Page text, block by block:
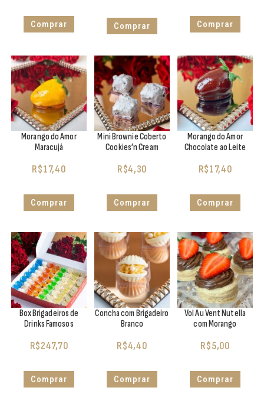
Comprar Comprar Comprar
Morango do Amor
Maracujá
R$17,40
Comprar
Mini Brownie Coberto
Cookies’n Cream
R$4,30
Comprar
Morango do Amor
Chocolate ao Leite
R$17,40
Comprar
Box Brigadeiros de
Drinks Famosos
R$247,70
Comprar
Concha com Brigadeiro
Branco
R$4,40
Comprar
Vol Au Vent Nutella
com Morango
R$5,00
Comprar